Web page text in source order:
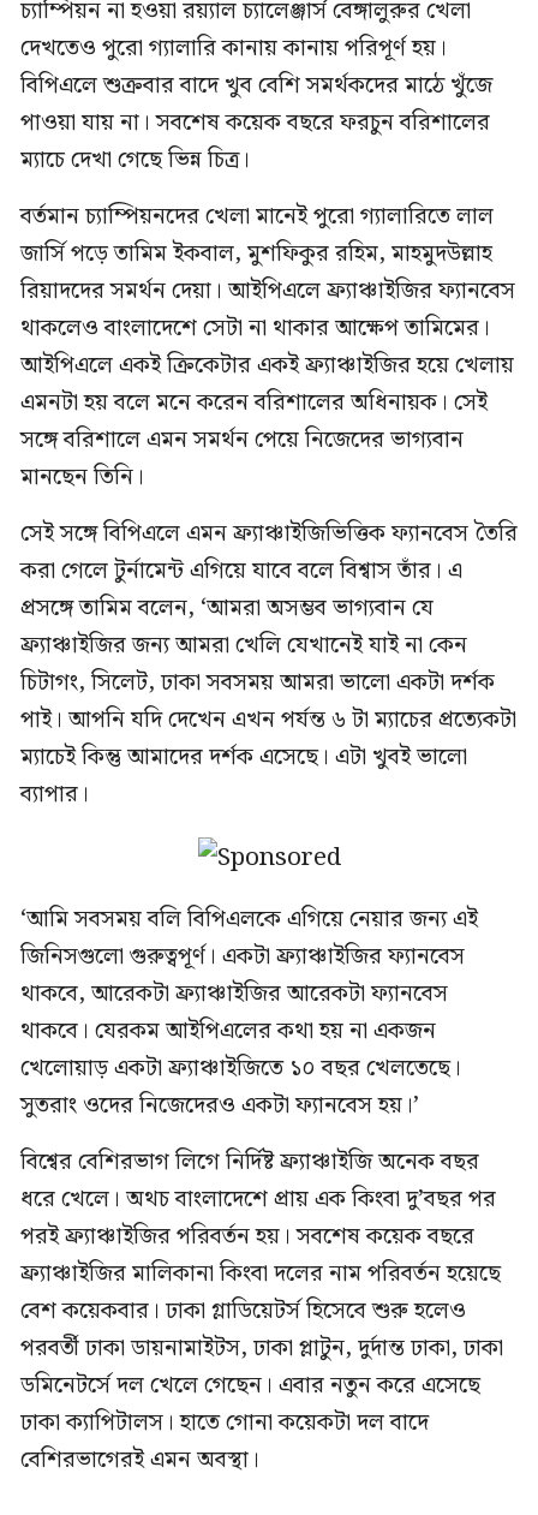
চ্যাম্পিয়ন না হওয়া রয়্যাল চ্যালেঞ্জার্স বেঙ্গালুরুর খেলা
দেখতেও পুরো গ্যালারি কানায় কানায় পরিপূর্ণ হয়।
বিপিএলে শুক্রবার বাদে খুব বেশি সমর্থকদের মাঠে খুঁজে
পাওয়া যায় না। সবশেষ কয়েক বছরে ফরচুন বরিশালের
ম্যাচে দেখা গেছে ভিন্ন চিত্র।
বর্তমান চ্যাম্পিয়নদের খেলা মানেই পুরো গ্যালারিতে লাল
জার্সি পড়ে তামিম ইকবাল, মুশফিকুর রহিম, মাহমুদউল্লাহ
রিয়াদদের সমর্থন দেয়া। আইপিএলে ফ্র্যাঞ্চাইজির ফ্যানবেস
থাকলেও বাংলাদেশে সেটা না থাকার আক্ষেপ তামিমের।
আইপিএলে একই ক্রিকেটার একই ফ্র্যাঞ্চাইজির হয়ে খেলায়
এমনটা হয় বলে মনে করেন বরিশালের অধিনায়ক। সেই
সঙ্গে বরিশালে এমন সমর্থন পেয়ে নিজেদের ভাগ্যবান
মানছেন তিনি।
সেই সঙ্গে বিপিএলে এমন ফ্র্যাঞ্চাইজিভিত্তিক ফ্যানবেস তৈরি
করা গেলে টুর্নামেন্ট এগিয়ে যাবে বলে বিশ্বাস তাঁর। এ
প্রসঙ্গে তামিম বলেন, ‘আমরা অসম্ভব ভাগ্যবান যে
ফ্র্যাঞ্চাইজির জন্য আমরা খেলি যেখানেই যাই না কেন
চিটাগং, সিলেট, ঢাকা সবসময় আমরা ভালো একটা দর্শক
পাই। আপনি যদি দেখেন এখন পর্যন্ত ৬ টা ম্যাচের প্রত্যেকটা
ম্যাচেই কিন্তু আমাদের দর্শক এসেছে। এটা খুবই ভালো
ব্যাপার।
‘আমি সবসময় বলি বিপিএলকে এগিয়ে নেয়ার জন্য এই
জিনিসগুলো গুরুত্বপূর্ণ। একটা ফ্র্যাঞ্চাইজির ফ্যানবেস
থাকবে, আরেকটা ফ্র্যাঞ্চাইজির আরেকটা ফ্যানবেস
থাকবে। যেরকম আইপিএলের কথা হয় না একজন
খেলোয়াড় একটা ফ্র্যাঞ্চাইজিতে ১০ বছর খেলতেছে।
সুতরাং ওদের নিজেদেরও একটা ফ্যানবেস হয়।’
বিশ্বের বেশিরভাগ লিগে নির্দিষ্ট ফ্র্যাঞ্চাইজি অনেক বছর
ধরে খেলে। অথচ বাংলাদেশে প্রায় এক কিংবা দু’বছর পর
পরই ফ্র্যাঞ্চাইজির পরিবর্তন হয়। সবশেষ কয়েক বছরে
ফ্র্যাঞ্চাইজির মালিকানা কিংবা দলের নাম পরিবর্তন হয়েছে
বেশ কয়েকবার। ঢাকা গ্লাডিয়েটর্স হিসেবে শুরু হলেও
পরবর্তী ঢাকা ডায়নামাইটস, ঢাকা প্লাটুন, দুর্দান্ত ঢাকা, ঢাকা
ডমিনেটর্সে দল খেলে গেছেন। এবার নতুন করে এসেছে
ঢাকা ক্যাপিটালস। হাতে গোনা কয়েকটা দল বাদে
বেশিরভাগেরই এমন অবস্থা।